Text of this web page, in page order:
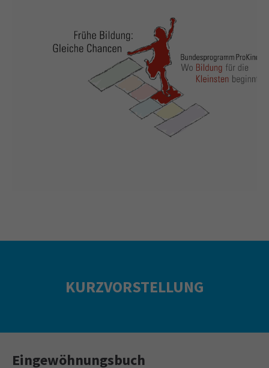
KURZVORSTELLUNG
Eingewöhnungsbuch